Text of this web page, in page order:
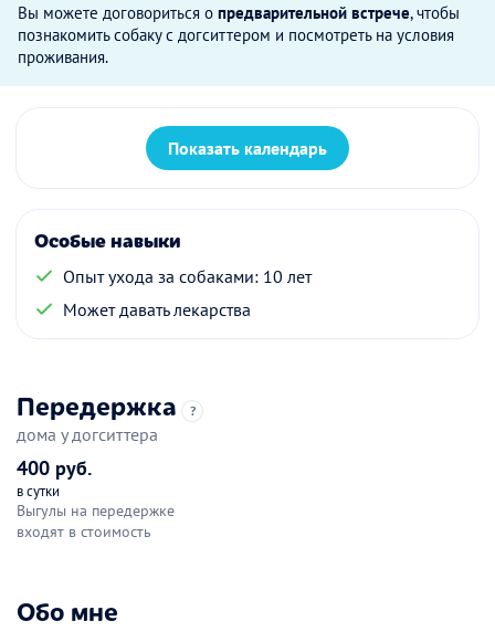
Вы можете договориться о предварительной встрече, чтобы
познакомить собаку с догситтером и посмотреть на условия
проживания.
Показать календарь
Особые навыки
Опыт ухода за собаками: 10 лет
Может давать лекарства
Передержка ?
дома у догситтера
400 руб.
в сутки
Выгулы на передержке
входят в стоимость
Обо мне